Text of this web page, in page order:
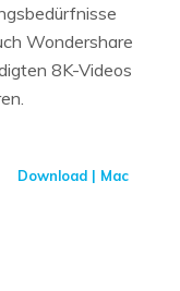
Wondershare
8K-Videos
Download | Mac